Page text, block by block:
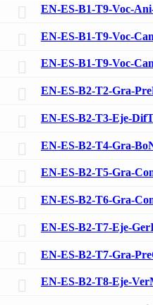
EN-ES-B1-T9-Voc-
EN-ES-B1-T9-Voc-
EN-ES-B1-T9-Voc-
EN-ES-B2-T2-Gra-
EN-ES-B2-T3-Eje-
EN-ES-B2-T4-Gra-
EN-ES-B2-T5-Gra-
EN-ES-B2-T6-Gra-
EN-ES-B2-T7-Eje-
EN-ES-B2-T7-Gra-
EN-ES-B2-T8-Eje-